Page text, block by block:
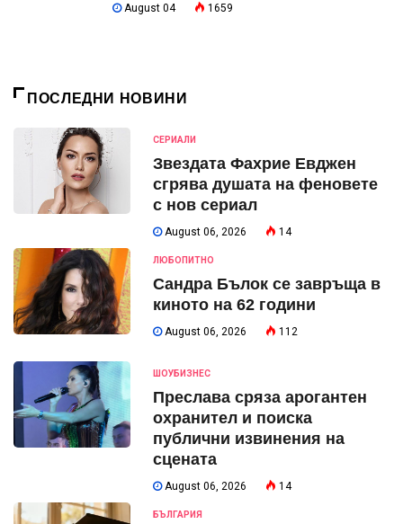
August 04 1659
ПОСЛЕДНИ НОВИНИ
СЕРИАЛИ
Звездата Фахрие Евджен
сгрява душата на феновете
с нов сериал
August 06, 2026 14
ЛЮБОПИТНО
Сандра Бълок се завръща в
киното на 62 години
August 06, 2026 112
ШОУБИЗНЕС
Преслава сряза арогантен
охранител и поиска
публични извинения на
сцената
August 06, 2026 14
БЪЛГАРИЯ